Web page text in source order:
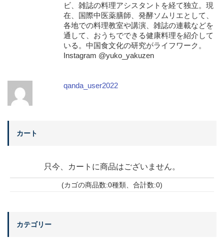
ビ、雑誌の料理アシスタントを経て独立。現
在、国際中医薬膳師、発酵ソムリエとして、
各地での料理教室や講演、雑誌の連載などを
通して、おうちでできる健康料理を紹介して
いる。中国食文化の研究がライフワーク。
Instagram @yuko_yakuzen
qanda_user2022
カート
只今、カートに商品はございません。
(カゴの商品数:0種類、合計数:0)
カテゴリー